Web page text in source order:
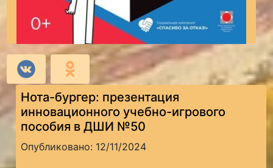
Нота-бургер: презентация
инновационного учебно-игрового
пособия в ДШИ №50
Опубликовано: 12/11/2024